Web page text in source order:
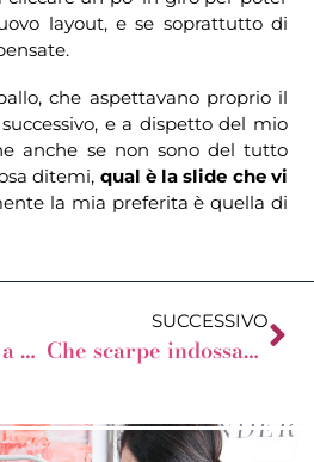
layout, e se soprattutto di
che aspettavano proprio il
e a dispetto del mio
anche se non sono del tutto
ditemi, qual è la slide che vi
la mia preferita è quella di
You Tube: Donna a Rettangolo o Clessidra Poco Formosa?
SUCCESSIVO
Che scarpe indossare quando piove?